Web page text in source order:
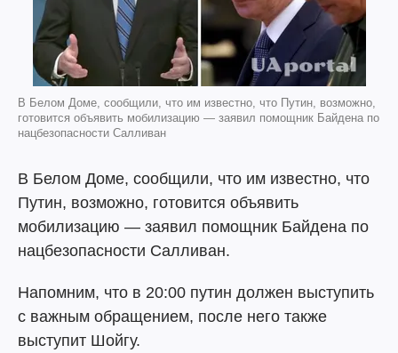
В Белом Доме, сообщили, что им известно, что Путин, возможно,
готовится объявить мобилизацию — заявил помощник Байдена по
нацбезопасности Салливан
В Белом Доме, сообщили, что им известно, что
Путин, возможно, готовится объявить
мобилизацию — заявил помощник Байдена по
нацбезопасности Салливан.
Напомним, что в 20:00 путин должен выступить
с важным обращением, после него также
выступит Шойгу.